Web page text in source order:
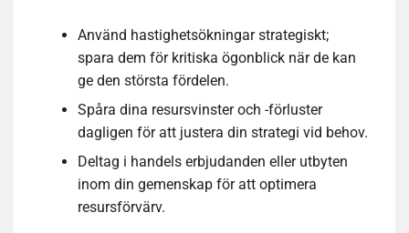
Använd hastighetsökningar strategiskt;
spara dem för kritiska ögonblick när de kan
ge den största fördelen.
Spåra dina resursvinster och -förluster
dagligen för att justera din strategi vid behov.
Deltag i handels erbjudanden eller utbyten
inom din gemenskap för att optimera
resursförvärv.